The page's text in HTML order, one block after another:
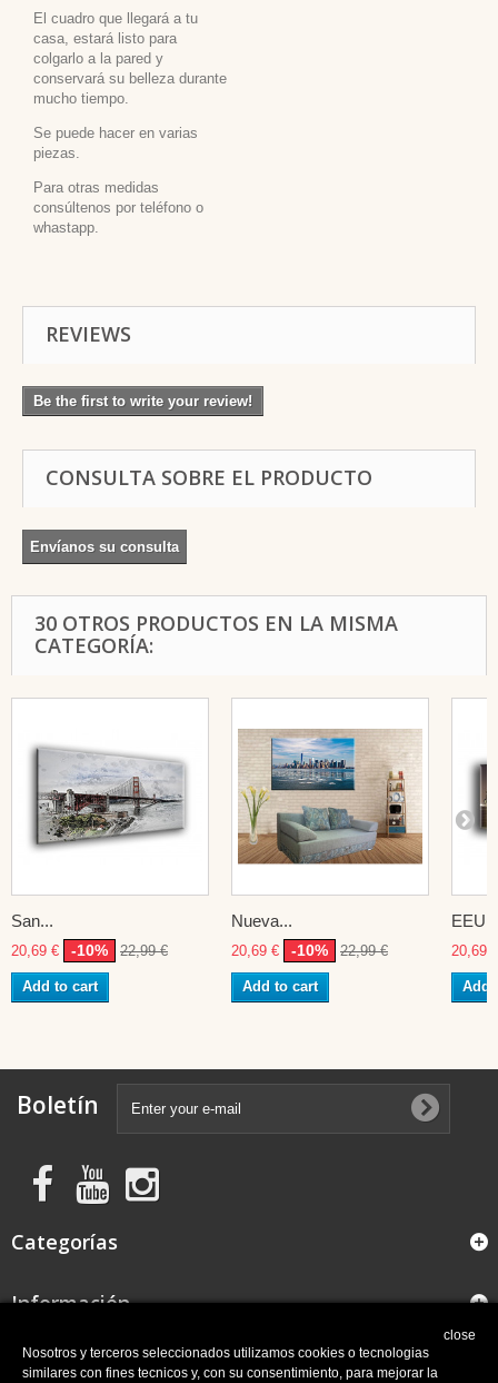
El cuadro que llegará a tu
casa, estará listo para
colgarlo a la pared y
conservará su belleza durante
mucho tiempo.
Se puede hacer en varias
piezas.
Para otras medidas
consúltenos por teléfono o
whastapp.
REVIEWS
Be the first to write your review!
CONSULTA SOBRE EL PRODUCTO
Envíanos su consulta
30 OTROS PRODUCTOS EN LA MISMA
CATEGORÍA:
San...
20,69 € -10% 22,99 €
Add to cart
Nueva...
20,69 € -10% 22,99 €
Add to cart
20,69 €
Add
Boletín
Categorías
Información
close
Nosotros y terceros seleccionados utilizamos cookies o tecnologias
similares con fines tecnicos y, con su consentimiento, para mejorar la